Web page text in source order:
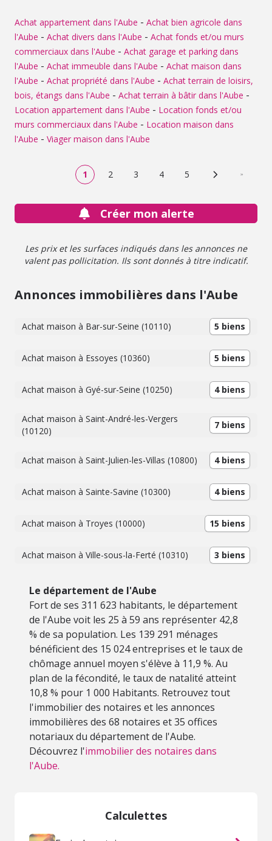
Achat appartement dans l'Aube - Achat bien agricole dans
l'Aube - Achat divers dans l'Aube - Achat fonds et/ou murs
commerciaux dans l'Aube - Achat garage et parking dans
l'Aube - Achat immeuble dans l'Aube - Achat maison dans
l'Aube - Achat propriété dans l'Aube - Achat terrain de loisirs,
bois, étangs dans l'Aube - Achat terrain à bâtir dans l'Aube -
Location appartement dans l'Aube - Location fonds et/ou
murs commerciaux dans l'Aube - Location maison dans
l'Aube - Viager maison dans l'Aube
1 2 3 4 5 Page suivante
Créer mon alerte
Les prix et les surfaces indiqués dans les annonces ne
valent pas pollicitation. Ils sont donnés à titre indicatif.
Annonces immobilières dans l'Aube
Achat maison à Bar-sur-Seine (10110) 5 biens
Achat maison à Essoyes (10360) 5 biens
Achat maison à Gyé-sur-Seine (10250) 4 biens
Achat maison à Saint-André-les-Vergers
(10120)
7 biens
Achat maison à Saint-Julien-les-Villas (10800) 4 biens
Achat maison à Sainte-Savine (10300) 4 biens
Achat maison à Troyes (10000) 15 biens
Achat maison à Ville-sous-la-Ferté (10310) 3 biens
Le département de l'Aube
Fort de ses 311 623 habitants, le département
de l'Aube voit les 25 à 59 ans représenter 42,8
% de sa population. Les 139 291 ménages
bénéficient des 15 024 entreprises et le taux de
chômage annuel moyen s'élève à 11,9 %. Au
plan de la fécondité, le taux de natalité atteint
10,8 % pour 1 000 Habitants. Retrouvez tout
l'immobilier des notaires et les annonces
immobilières des 68 notaires et 35 offices
notariaux du département de l'Aube.
Découvrez l'immobilier des notaires dans
l'Aube.
Calculettes